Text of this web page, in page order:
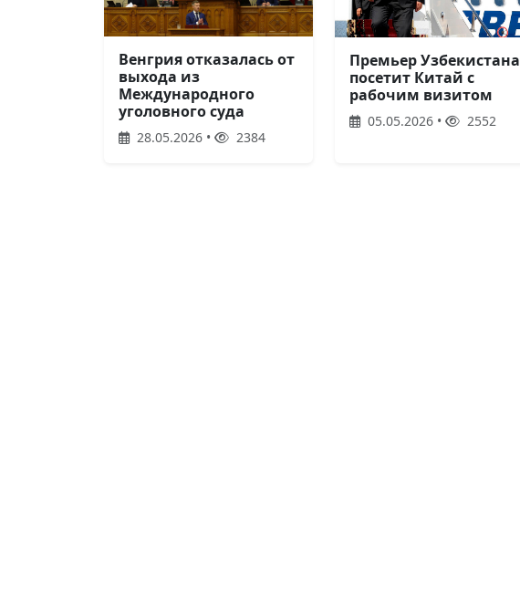
Венгрия отказалась от
выхода из
Международного
уголовного суда
28.05.2026 • 2384
Премьер Узбекистана
посетит Китай с
рабочим визитом
05.05.2026 • 2552